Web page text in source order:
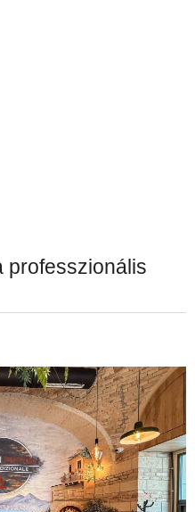
professzionális